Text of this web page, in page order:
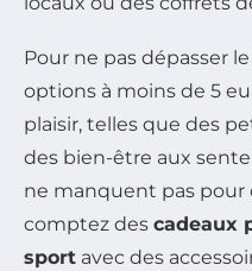
Pour ne pas dépasser
options à moins de 5
plaisir, telles que des
des bien-être aux
ne manquent pas pour
comptez des cadeaux
sport avec des